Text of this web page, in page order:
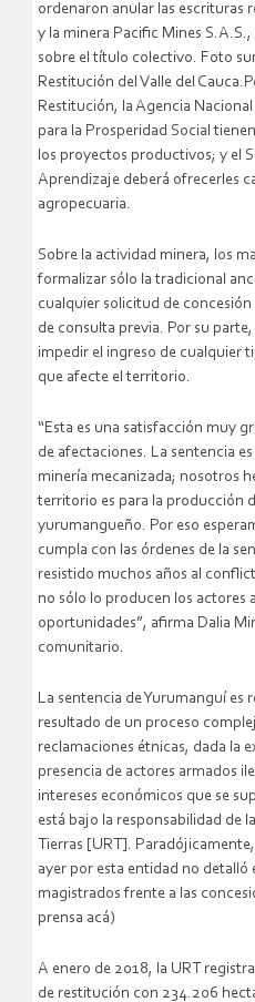
ordenaron anular las escrituras
y la minera Pacific Mines
sobre el título colectivo. Foto
Restitución del Valle del
Restitución, la Agencia
para la Prosperidad Social
los proyectos productivos; y el
Aprendizaje deberá ofrecerles
agropecuaria.
Sobre la actividad minera, los
formalizar sólo la tradicional
cualquier solicitud de
de consulta previa. Por su
impedir el ingreso de cualquier
que afecte el territorio.
“Esta es una satisfacción muy
de afectaciones. La sentencia
minería mecanizada; nosotros
territorio es para la producción
yurumangueño. Por eso
cumpla con las órdenes de la
resistido muchos años al
no sólo lo producen los actores
oportunidades”, afirma Dalia
comunitario.
La sentencia de Yurumanguí es
resultado de un proceso
reclamaciones étnicas, dada la
presencia de actores armados
intereses económicos que se
está bajo la responsabilidad de
Tierras [URT].
ayer por esta entidad no detalló
magistrados frente a las
prensa acá)
A enero de 2018, la URT
de restitución con 234.206